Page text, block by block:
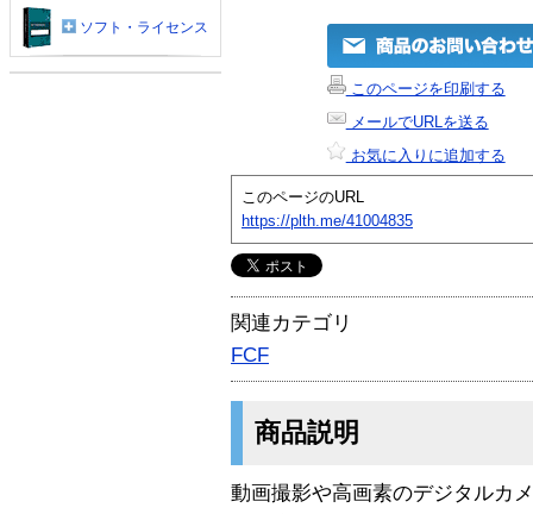
このページを印刷する
メールでURLを送る
お気に入りに追加する
このページのURL
https://plth.me/41004835
関連カテゴリ
FCF
商品説明
動画撮影や高画素のデジタルカ
ソフト・ライセンス